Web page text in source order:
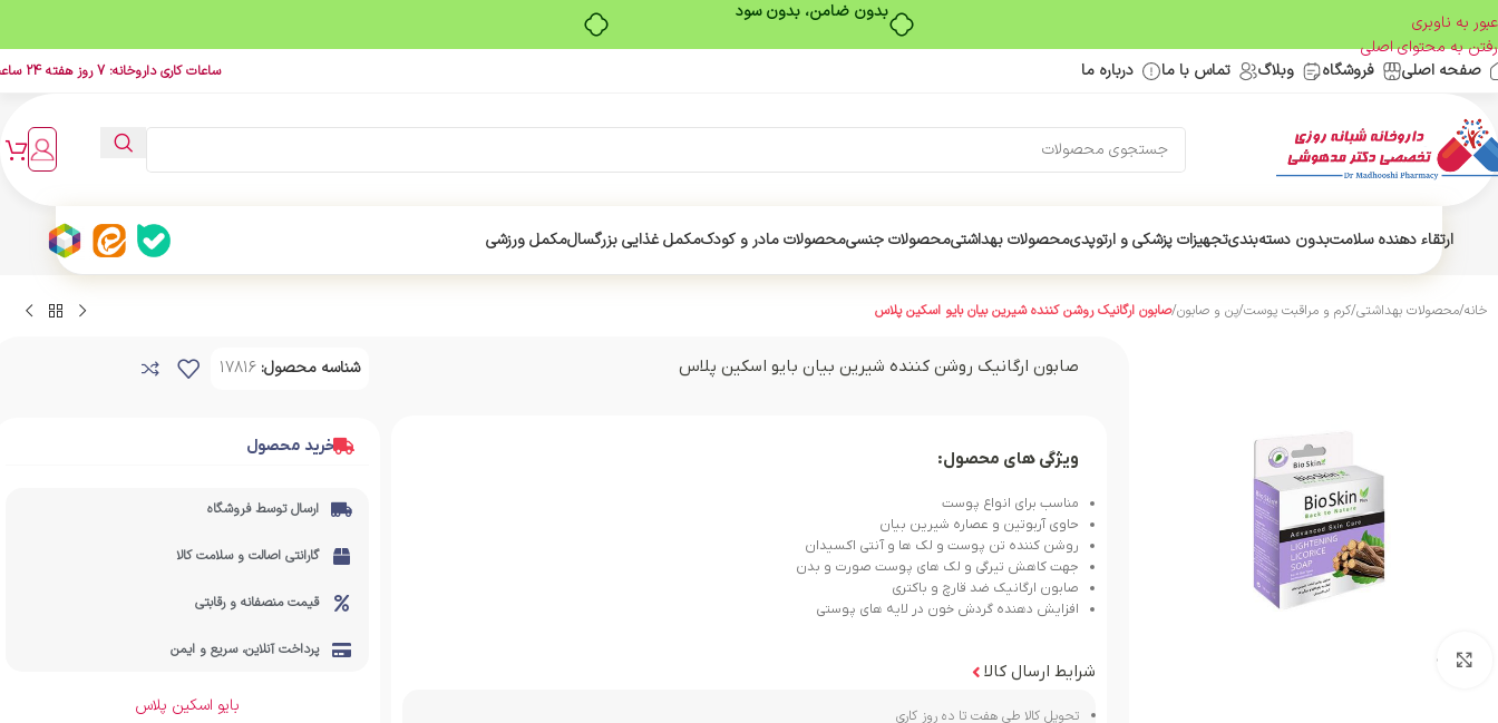
بدون ضامن، بدون سود
عبور به ناوبری
رفتن به محتوای اصلی
صفحه اصلی
فروشگاه وبلاگ تماس با ما درباره ما ساعات کاری داروخانه: 7 روز هفته 24 ساعت
ارتقاء دهنده سلامتبدون دسته‌بندیتجهیزات پزشکی و ارتوپدیمحصولات بهداشتیمحصولات جنسیمحصولات مادر و کودکمکمل غذایی بزرگسالمکمل ورزشی
خانه/محصولات بهداشتی/کرم و مراقبت پوست/پن و صابون/صابون ارگانیک روشن کننده شیرین بیان بایو اسکین پلاس
صابون ارگانیک روشن کننده شیرین بیان بایو اسکین پلاس
ویژگی های محصول:
مناسب برای انواع پوست
حاوی آربوتین و عصاره شیرین بیان
روشن کننده تن پوست و لک ها و آنتی اکسیدان
جهت کاهش تیرگی و لک های پوست صورت و بدن
صابون ارگانیک ضد قارچ و باکتری
افزایش دهنده گردش خون در لایه های پوستی
شرایط ارسال کالا
تحویل کالا طی هفت تا ده روز کاری
شناسه محصول: 17816
خرید محصول
ارسال توسط فروشگاه
گارانتی اصالت و سلامت کالا
قیمت منصفانه و رقابتی
پرداخت آنلاین، سریع و ایمن
بایو اسکین پلاس